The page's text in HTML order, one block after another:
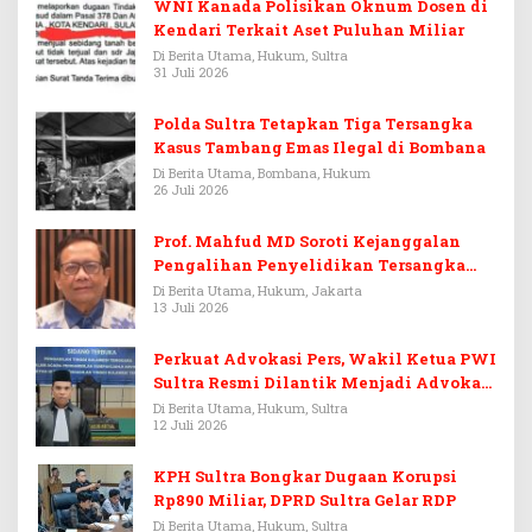
WNI Kanada Polisikan Oknum Dosen di
Kendari Terkait Aset Puluhan Miliar
Di Berita Utama, Hukum, Sultra
31 Juli 2026
Polda Sultra Tetapkan Tiga Tersangka
Kasus Tambang Emas Ilegal di Bombana
Di Berita Utama, Bombana, Hukum
26 Juli 2026
Prof. Mahfud MD Soroti Kejanggalan
Pengalihan Penyelidikan Tersangka
Febrie Adriansyah
Di Berita Utama, Hukum, Jakarta
13 Juli 2026
Perkuat Advokasi Pers, Wakil Ketua PWI
Sultra Resmi Dilantik Menjadi Advokat
PERADI
Di Berita Utama, Hukum, Sultra
12 Juli 2026
KPH Sultra Bongkar Dugaan Korupsi
Rp890 Miliar, DPRD Sultra Gelar RDP
Di Berita Utama, Hukum, Sultra